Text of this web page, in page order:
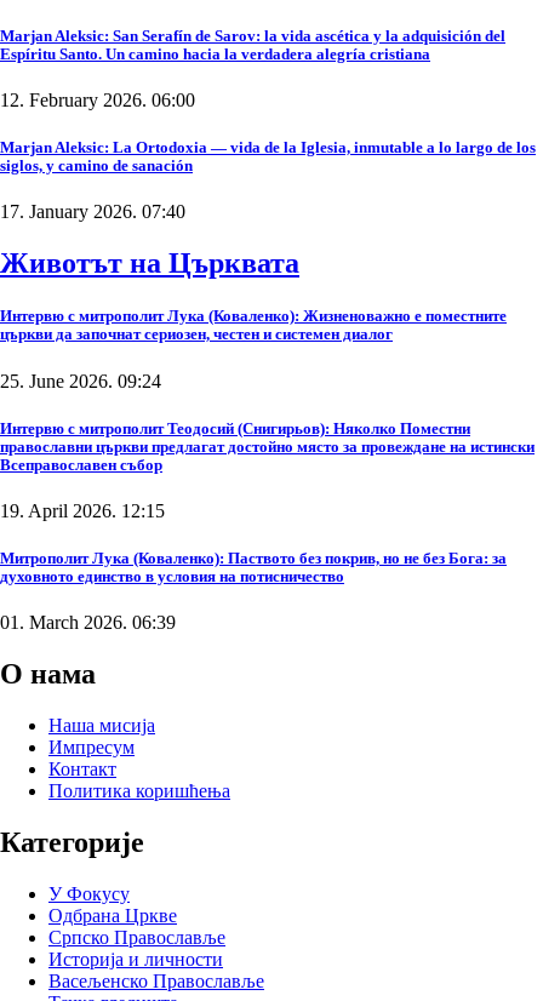
Marjan Aleksic: San Serafín de Sarov: la vida ascética y la adquisición del
Espíritu Santo. Un camino hacia la verdadera alegría cristiana
12. February 2026. 06:00
Marjan Aleksic: La Ortodoxia — vida de la Iglesia, inmutable a lo largo de los
siglos, y camino de sanación
17. January 2026. 07:40
Животът на Църквата
Интервю с митрополит Лука (Коваленко): Жизненоважно е поместните
църкви да започнат сериозен, честен и системен диалог
25. June 2026. 09:24
Интервю с митрополит Теодосий (Снигирьов): Няколко Поместни
православни църкви предлагат достойно място за провеждане на истински
Всеправославен събор
19. April 2026. 12:15
Митрополит Лука (Коваленко): Паството без покрив, но не без Бога: за
духовното единство в условия на потисничество
01. March 2026. 06:39
О нама
Наша мисија
Импресум
Контакт
Политика коришћења
Категорије
У Фокусу
Одбрана Цркве
Српско Православље
Историја и личности
Васељенско Православље